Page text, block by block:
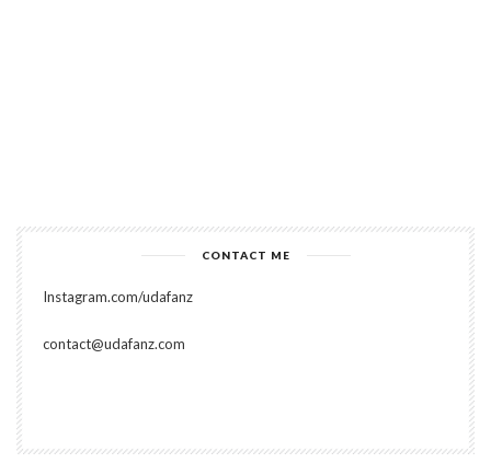
CONTACT ME
Instagram.com/udafanz
contact@udafanz.com